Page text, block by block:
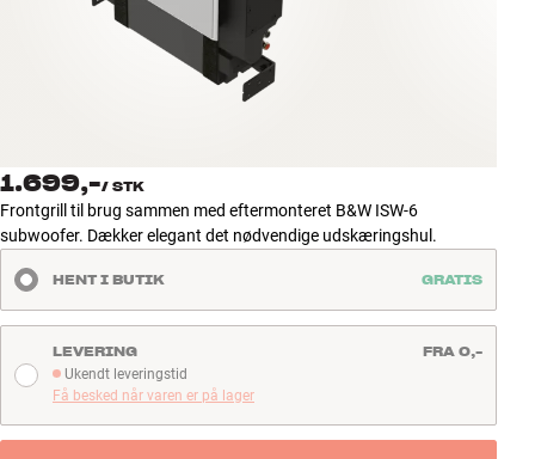
Tilbehør
INSPIRATION
NYHEDER
Find Butik
Kundeservice
Log ind
Kundeservice
Byg med Lyd
1.699,-/ STK
Frontgrill til brug sammen med eftermonteret B&W ISW-6
subwoofer. Dækker elegant det nødvendige udskæringshul.
HENT I BUTIK GRATIS
Ukendt leveringstid
Ukendt leveringstid
Få besked når varen er på lager
LEVERING FRA 0,-